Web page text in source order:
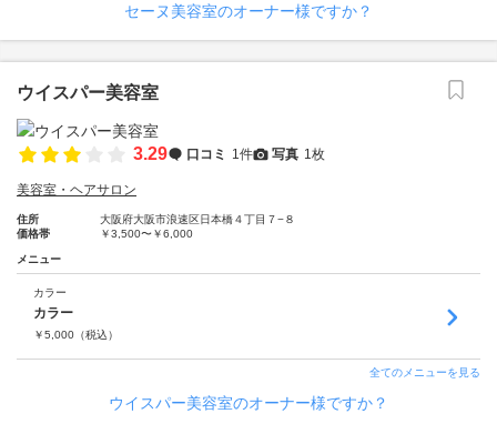
セーヌ美容室のオーナー様ですか？
ウイスパー美容室
3.29 口コミ 1件 写真 1枚
美容室・ヘアサロン
住所
大阪府大阪市浪速区日本橋４丁目７−８
価格帯
￥3,500〜￥6,000
メニュー
カラー
カラー
￥5,000 （税込）
全てのメニューを見る
ウイスパー美容室のオーナー様ですか？